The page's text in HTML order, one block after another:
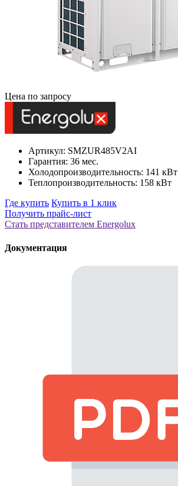
Цена по запросу
Артикул: SMZUR485V2AI
Гарантия: 36 мес.
Холодопроизводительность: 141 кВт
Теплопроизводительность: 158 кВт
Где купить Купить в 1 клик
Получить прайс-лист
Стать представителем Еnergolux
Документация